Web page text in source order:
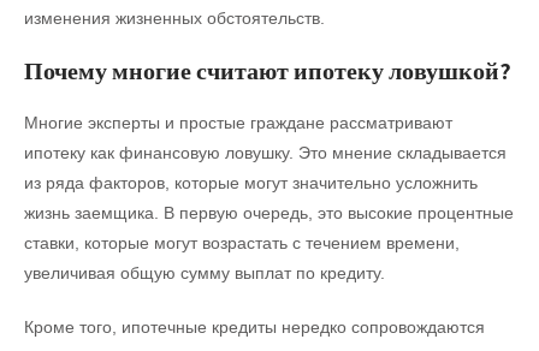
изменения жизненных обстоятельств.
Почему многие считают ипотеку ловушкой?
Многие эксперты и простые граждане рассматривают
ипотеку как финансовую ловушку. Это мнение складывается
из ряда факторов, которые могут значительно усложнить
жизнь заемщика. В первую очередь, это высокие процентные
ставки, которые могут возрастать с течением времени,
увеличивая общую сумму выплат по кредиту.
Кроме того, ипотечные кредиты нередко сопровождаются